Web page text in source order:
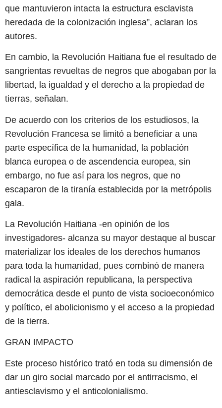
que mantuvieron intacta la estructura esclavista
heredada de la colonización inglesa”, aclaran los
autores.
En cambio, la Revolución Haitiana fue el resultado de
sangrientas revueltas de negros que abogaban por la
libertad, la igualdad y el derecho a la propiedad de
tierras, señalan.
De acuerdo con los criterios de los estudiosos, la
Revolución Francesa se limitó a beneficiar a una
parte específica de la humanidad, la población
blanca europea o de ascendencia europea, sin
embargo, no fue así para los negros, que no
escaparon de la tiranía establecida por la metrópolis
gala.
La Revolución Haitiana -en opinión de los
investigadores- alcanza su mayor destaque al buscar
materializar los ideales de los derechos humanos
para toda la humanidad, pues combinó de manera
radical la aspiración republicana, la perspectiva
democrática desde el punto de vista socioeconómico
y político, el abolicionismo y el acceso a la propiedad
de la tierra.
GRAN IMPACTO
Este proceso histórico trató en toda su dimensión de
dar un giro social marcado por el antirracismo, el
antiesclavismo y el anticolonialismo.